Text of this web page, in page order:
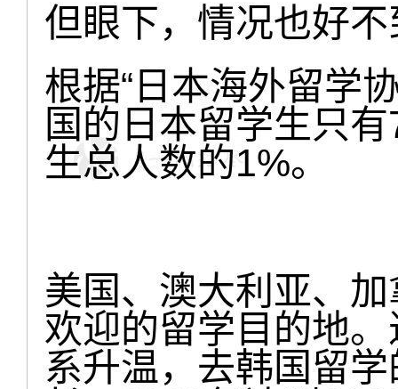
但眼下，情况也好
根据“日本海外留学
国的日本留学生只
生总人数的1%。
美国、澳大利亚、
欢迎的留学目的地
系升温，去韩国留